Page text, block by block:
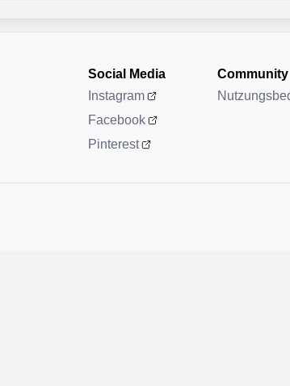
Social Media
Instagram
Facebook
Pinterest
Community